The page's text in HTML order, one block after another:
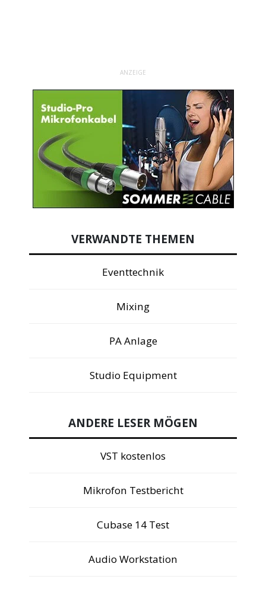
ANZEIGE
VERWANDTE THEMEN
Eventtechnik
Mixing
PA Anlage
Studio Equipment
ANDERE LESER MÖGEN
VST kostenlos
Mikrofon Testbericht
Cubase 14 Test
Audio Workstation